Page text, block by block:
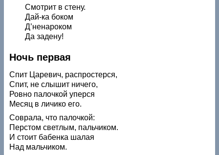
Смотрит в стену.
Дай-ка боком
Д’ненароком
Да задену!
Ночь первая
Спит Царевич, распростерся,
Спит, не слышит ничего,
Ровно палочкой уперся
Месяц в личико его.
Соврала, что палочкой:
Перстом светлым, пальчиком.
И стоит бабенка шалая
Над мальчиком.